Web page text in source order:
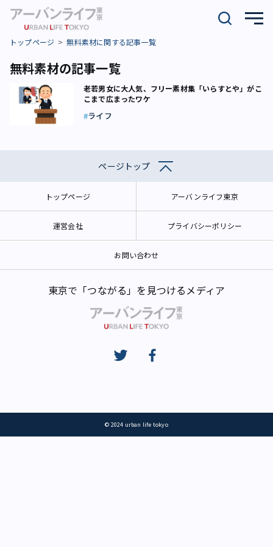
トップページ 無料素材に関する記事一覧
無料素材の記事一覧
老若男女に大人気、フリー素材集「いらすとや」がこ
こまで広まったワケ
ライフ
ページトップ
トップページ アーバンライフ東京
運営会社 プライバシーポリシー
お問い合わせ
東京で「つながる」を見つけるメディア
© 2024 urban life tokyo